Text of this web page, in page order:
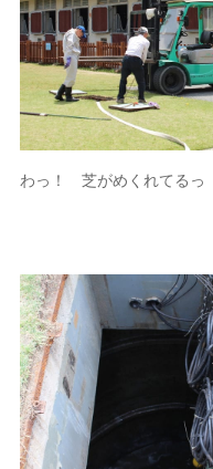
わっ！ 芝がめくれてる